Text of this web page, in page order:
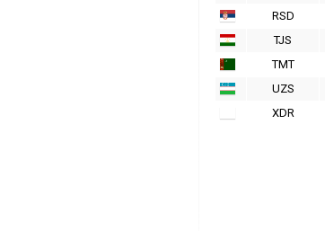
RSD
TJS
TMT
UZS
XDR